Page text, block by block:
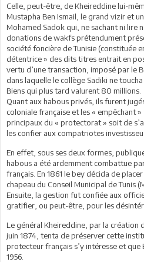
Celle, peut-être, de Kheireddine lui-
Mustapha Ben Ismail, le grand vizir et
Mohamed Sadok qui, ne sachant ni lire
donations de wakfs prétendument
société foncière de Tunisie (constituée
détentrice » des dits titres entrait en
vertu d’une transaction, imposé par le
dans laquelle le collège Sadiki ne
Biens qui plus tard valurent 80 millions.
Quant aux habous privés, ils furent
coloniale française et les « empêchant
principaux du « protectorat » soit de
les confier aux compatriotes
En effet, sous ses deux formes,
habous a été ardemment combattue
français. En 1861 le bey décida de
chapeau du Conseil Municipal de Tunis
Ensuite, la gestion fut confiée aux
gratifier, ou peut-être, pour les
Le général Kheireddine, par la création
juin 1874, tenta de préserver cette
protecteur français s’y intéresse et que
1956.